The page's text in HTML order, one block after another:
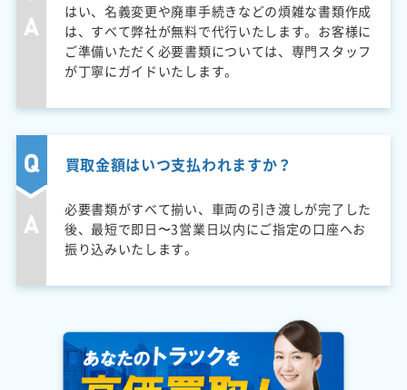
はい、名義変更や廃車手続きなどの煩雑な書類作成
は、すべて弊社が無料で代行いたします。お客様に
ご準備いただく必要書類については、専門スタッフ
が丁寧にガイドいたします。
買取金額はいつ支払われますか？
必要書類がすべて揃い、車両の引き渡しが完了した
後、最短で即日〜3営業日以内にご指定の口座へお
振り込みいたします。